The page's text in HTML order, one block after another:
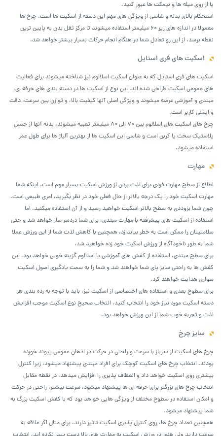
یا از روی میله ها و نیمکت ها عبور کنید.
استحکام بالای بدنه و شاسی از ویژگی های مهم این دسته از اسکیت ها است. چرخ ها
معمولا در اندازه های زیر 60 میلیمتر استفاده میشوند تا مرکز ثقل بدن به پایین ترین
نقطه برسد، از این رو تعادل شما در هنگام انجام حرکات بسیار بیشتر خواهد شد.
اسکیت های فری استایل
اسکیت های فری استایل که به عنوان اسکیت اسلالوم نیز شناخته میشوند برای فعالیت
های عمومی اسکیت طراحی شده اند. این نوع از اسکیت ها در دسته بندی های حرفه ای،
مبتدی و آموزشی عرضه میشوند و ویژگی اصلی آنها کیفیت بالا، و توازن بین سرعت، دقت
و ایمنی کاربر است.
چرخ های اسکیت های اسلالوم بین 70 الی 80 میلیمتر تعبیه میشوند، بدنه آنها از جنس
پلاستیک سخت یا کربن است و شاسی این اسکیت ها از بهترین آلیاژ ها برای طول عمر
استفاده میشود.
مهارت
اطلاع از سطح مهارت فردی برای لذت بردن از ورزش اسکیت بسیار مهم است. اینکه شما
مهارت اسکیت خود را یک درجه بالاتر از حال فعلی خود در نظر بگیرید، امری طبیعی است.
چون شما بزوددی به سطح بالاتر اسکیت خواهید رسید و از آن استفاده میکنید. اما
استفاده از اسکیت های پیشرفته با مهارت مبتدی، برای شما دردسر ساز خواهد شد و حتی
سلامتیتان را ممکن است به خطر بیاندازد، همچنین با کاهش لذت شما از این ورزش عملا
شما به طور ناخودآگاه از ورزش اسکیت خود زده خواهید شد.
برای سطح مبتدی، استفاده از کفش های آموزشی یا اسلالوم گزینه خوبی خواهد بود، این
کفش ها به راحتی سایز پای شما خواهند شد و شما را به سمت یادگیری اصول اسکیت
سواری هدایت خواهند کرد.
برای سطوح بعدی و استفاده های اختصاصی از اسکیت نیز، باید با توجه به رده بندی هر
دسته اسکیت مورد نیاز خود را انتخاب کنید. انتخاب صحیح نوع اسکیت موجب افزایش
لذت و تجربه خوب شما از این ورزش خواهد بود.
سایز چرخ
چرخ های اسکیت از دیرباز با سرعت و راحتی در حرکت در اذهان عمومی پیوند خورده
بودند. انتخاب چرخ های اسکیت کوچک برای افراد مبتدی پیشنهاد میشود، زیرا کنترل
بیشتری روی اسکیت خواهد داد و انعطاف پذیری را افزایش میدهد. در نقطه مقابل
انتخاب چرخ های بزرگتر برای حرفه ای ها پیشنهاد میشود، سرعت بیشتر، راحتی در حرکت
و امکان استفاده در سطوح مختلف از ویژگی هایی خواهد بود که با کفش اسکیت بزرگ به
شما پیشنهاد میشود.
همچنین تعداد چرخ ها، روی کنترل پذیری اسکیت تاثیر دارند، برای مثال اگر علاقه به